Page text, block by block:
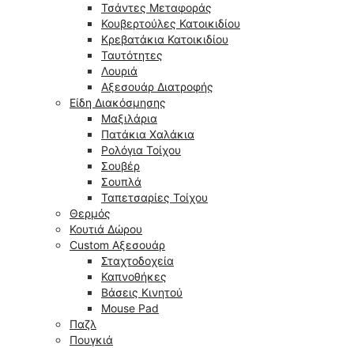
Τσάντες Μεταφοράς
Κουβερτούλες Κατοικιδίου
Κρεβατάκια Κατοικιδίου
Ταυτότητες
Λουριά
Αξεσουάρ Διατροφής
Είδη Διακόσμησης
Μαξιλάρια
Πατάκια Χαλάκια
Ρολόγια Τοίχου
Σουβέρ
Σουπλά
Ταπετσαρίες Τοίχου
Θερμός
Κουτιά Δώρου
Custom Αξεσουάρ
Σταχτοδοχεία
Καπνοθήκες
Βάσεις Κινητού
Mouse Pad
Παζλ
Πουγκιά